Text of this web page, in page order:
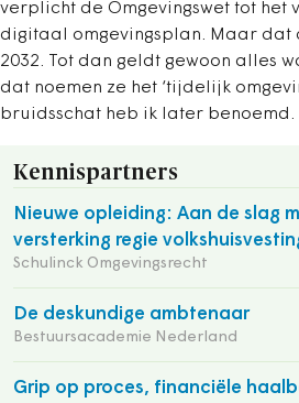
verplicht de Omgevingswet tot het
digitaal omgevingsplan. Maar dat
2032. Tot dan geldt gewoon alles
dat noemen ze het ‘tijdelijk
bruidsschat heb ik later benoemd.
Kennispartners
Nieuwe opleiding: Aan de slag
versterking regie
Schulinck Omgevingsrecht
De deskundige ambtenaar
Bestuursacademie Nederland
Grip op proces, financiële